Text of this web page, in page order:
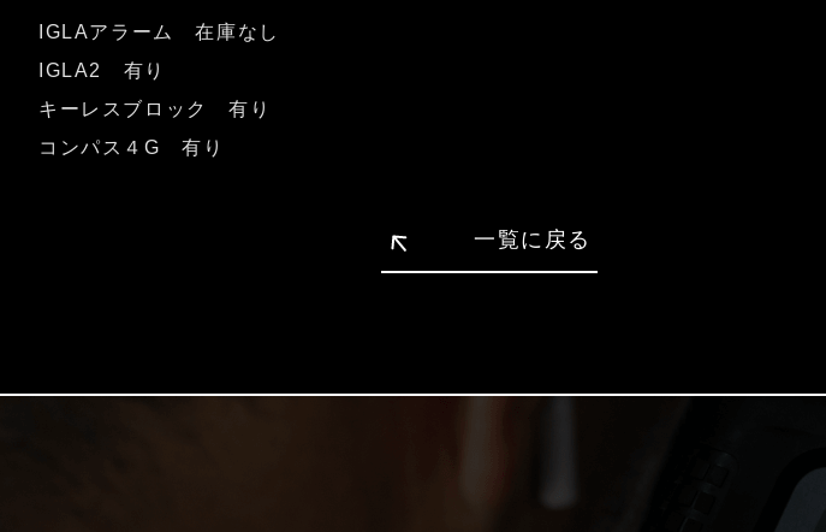
IGLAアラーム 在庫なし
IGLA2 有り
キーレスブロック 有り
コンパス４G 有り
一覧に戻る